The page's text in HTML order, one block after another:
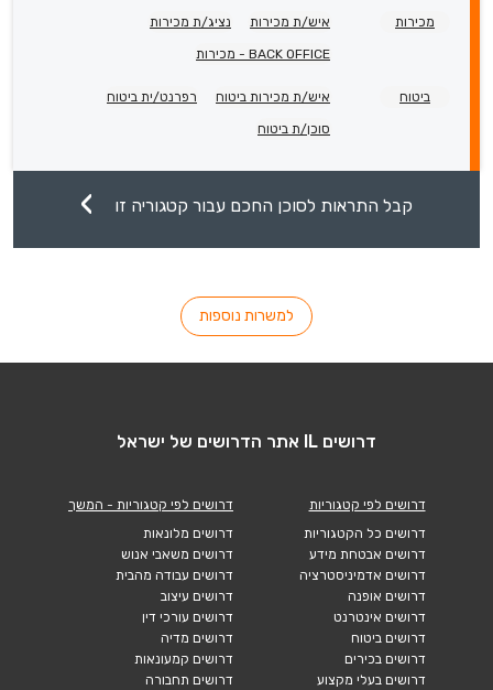
מכירות
איש/ת מכירות נציג/ת מכירות
BACK OFFICE - מכירות
ביטוח איש/ת מכירות ביטוח רפרנט/ית ביטוח
סוכן/ת ביטוח
קבל התראות לסוכן החכם עבור קטגוריה זו
למשרות נוספות
דרושים IL אתר הדרושים של ישראל
דרושים לפי קטגוריות
דרושים כל הקטגוריות
דרושים אבטחת מידע
דרושים אדמיניסטרציה
דרושים אופנה
דרושים אינטרנט
דרושים ביטוח
דרושים בכירים
דרושים בעלי מקצוע
דרושים לפי קטגוריות - המשך
דרושים מלונאות
דרושים משאבי אנוש
דרושים עבודה מהבית
דרושים עיצוב
דרושים עורכי דין
דרושים מדיה
דרושים קמעונאות
דרושים תחבורה